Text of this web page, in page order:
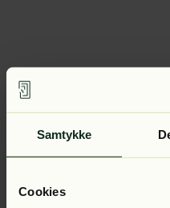
Samtykke
Cookies